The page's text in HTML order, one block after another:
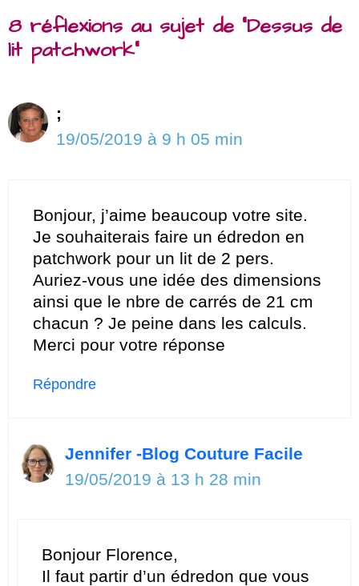
8 réflexions au sujet de “Dessus de
lit patchwork”
;
19/05/2019 à 9 h 05 min
Bonjour, j’aime beaucoup votre site.
Je souhaiterais faire un édredon en
patchwork pour un lit de 2 pers.
Auriez-vous une idée des dimensions
ainsi que le nbre de carrés de 21 cm
chacun ? Je peine dans les calculs.
Merci pour votre réponse
Répondre
Jennifer -Blog Couture Facile
19/05/2019 à 13 h 28 min
Bonjour Florence,
Il faut partir d’un édredon que vous